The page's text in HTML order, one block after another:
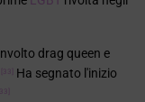
drag queen e
[33]
Ha segnato l'inizio
[33]